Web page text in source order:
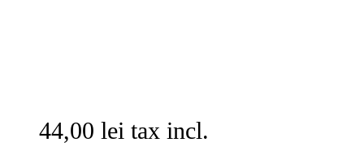
44,00 lei tax incl.